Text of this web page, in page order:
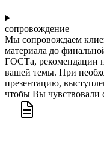
сопровождение
Мы сопровождаем
материала до
ГОСТа, рекомендации
вашей темы. При
презентацию,
чтобы Вы чувствовали